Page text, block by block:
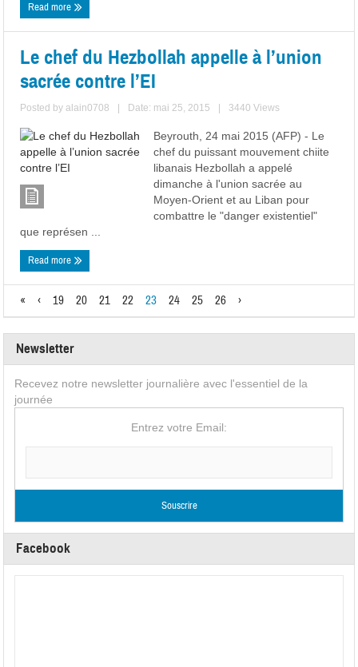
Read more
Le chef du Hezbollah appelle à l’union
sacrée contre l’EI
Posted byalain0708 Date: mai 25, 2015 3440 Views
Beyrouth, 24 mai 2015 (AFP) - Le
chef du puissant mouvement chiite
libanais Hezbollah a appelé
dimanche à l'union sacrée au
Moyen-Orient et au Liban pour
combattre le "danger existentiel"
que représen ...
Read more
« ‹ 19 20 21 22 23 24 25 26 ›
Newsletter
Recevez notre newsletter journalière avec l'essentiel de la
journée
Entrez votre Email:
Facebook